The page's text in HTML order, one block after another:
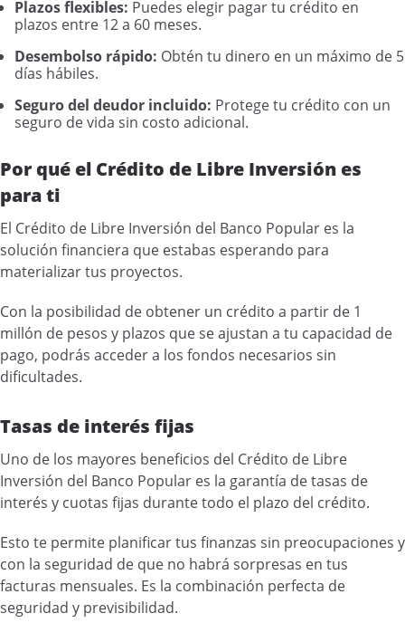
Plazos flexibles: Puedes elegir pagar tu crédito en
plazos entre 12 a 60 meses.
Desembolso rápido: Obtén tu dinero en un máximo de 5
días hábiles.
Seguro del deudor incluido: Protege tu crédito con un
seguro de vida sin costo adicional.
Por qué el Crédito de Libre Inversión es
para ti
El Crédito de Libre Inversión del Banco Popular es la
solución financiera que estabas esperando para
materializar tus proyectos.
Con la posibilidad de obtener un crédito a partir de 1
millón de pesos y plazos que se ajustan a tu capacidad de
pago, podrás acceder a los fondos necesarios sin
dificultades.
Tasas de interés fijas
Uno de los mayores beneficios del Crédito de Libre
Inversión del Banco Popular es la garantía de tasas de
interés y cuotas fijas durante todo el plazo del crédito.
Esto te permite planificar tus finanzas sin preocupaciones y
con la seguridad de que no habrá sorpresas en tus
facturas mensuales. Es la combinación perfecta de
seguridad y previsibilidad.